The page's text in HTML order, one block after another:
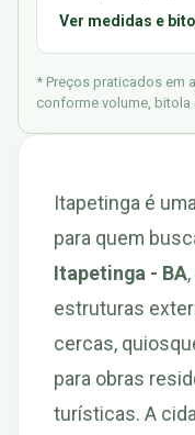
Ver medidas e
* Preços praticados em
conforme volume, bitola
Itapetinga é
para quem
Itapetinga - BA
estruturas
cercas,
para obras
turísticas. A